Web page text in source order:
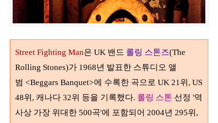
Street Fighting Man은 UK 밴드 롤링 스톤즈(The
Rolling Stones)가 1968년 발표한 스튜디오 앨
범 <Beggars Banquet>에 수록한 곡으로 UK 21위, US
48위, 캐나다 32위 등을 기록했다. 롤링 스톤 선정 '역
사상 가장 위대한 500곡'에 포함되어 2004년 295위 ,